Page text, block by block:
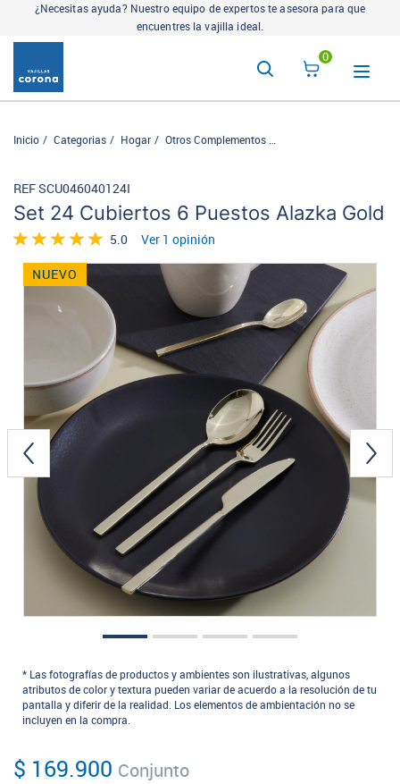
¿Necesitas ayuda? Nuestro equipo de expertos te asesora para que
encuentres la vajilla ideal.
0
Inicio Categorias Hogar Otros Complementos
Set 24 Cubiertos 6 Puestos Alazka Gold
REF SCU046040124I
5.0 Ver 1 opinión
NUEVO
* Las fotografías de productos y ambientes son ilustrativas, algunos
atributos de color y textura pueden variar de acuerdo a la resolución de tu
pantalla y diferir de la realidad. Los elementos de ambientación no se
incluyen en la compra.
$ 169.900 Conjunto